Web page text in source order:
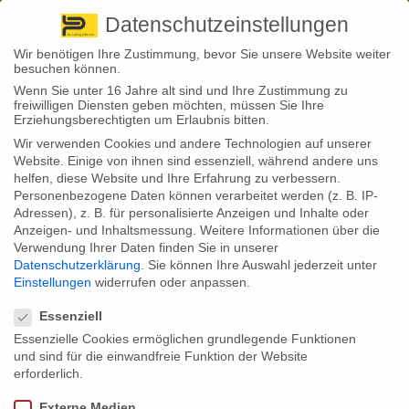
+ 49 3501 528571 |
Back to News
29
Apr.
Stephan Fröhlich
Erneut zeigt die Studie eines großen Versicherers, was Fachleute
schon wissen: Kopfarbeit ist die wichtigste Ursache, weshalb
Menschen ihren Beruf aufgeben müssen. Sie verdrängt damit
ein Rückenleiden als Hauptursache. Das ist ein Fakt, den Menschen
mit geistigen Berufen nicht ignorieren sollten.
Sollte man eine private Berufsunfähigkeitsversicherung auch dann
besitzen, wenn man im Büro arbeitet, als Pädagoge, kaufmännischer
muss ganz klar lauten: natürlich, und zwar gerade dann. Das zeigt ganz
Datenschutzeinstellungen
Wir benötigen Ihre Zustimmung, bevor Sie unsere Website weiter
besuchen können.
Wenn Sie unter 16 Jahre alt sind und Ihre Zustimmung zu
freiwilligen Diensten geben möchten, müssen Sie Ihre
Erziehungsberechtigten um Erlaubnis bitten.
Wir verwenden Cookies und andere Technologien auf unserer
Website. Einige von ihnen sind essenziell, während andere uns
helfen, diese Website und Ihre Erfahrung zu verbessern.
Personenbezogene Daten können verarbeitet werden (z. B. IP-
Adressen), z. B. für personalisierte Anzeigen und Inhalte oder
Anzeigen- und Inhaltsmessung. Weitere Informationen über die
Verwendung Ihrer Daten finden Sie in unserer
Datenschutzerklärung
Sie können Ihre Auswahl jederzeit unter
Einstellungen widerrufen oder anpassen.
Essenziell
Essenzielle Cookies ermöglichen grundlegende Funktionen
und sind für die einwandfreie Funktion der Website
erforderlich.